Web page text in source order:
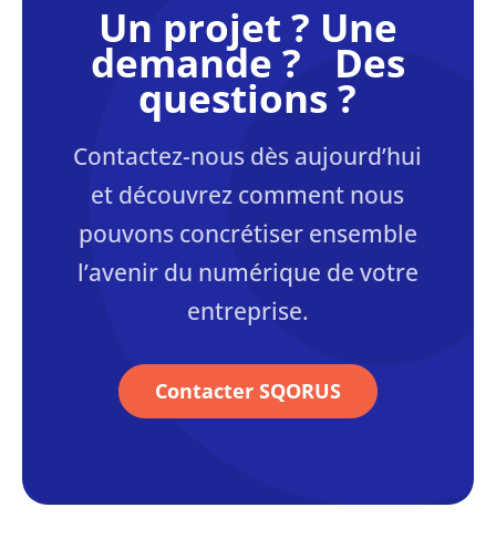
Un projet ? Une
demande ? Des
questions ?
Contactez-nous dès aujourd’hui
et découvrez comment nous
pouvons concrétiser ensemble
l’avenir du numérique de votre
entreprise.
Contacter SQORUS